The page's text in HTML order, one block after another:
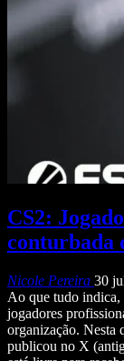
CS2:
conturbada
Nicole Pereira 30
Ao que tudo indica,
jogadores
organização. Nesta
publicou no X